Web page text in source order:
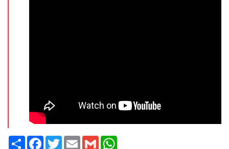
Share Facebook
TwitterEmail Gmail